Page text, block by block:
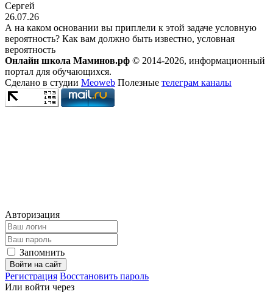
Сергей
26.07.26
А на каком основании вы приплели к этой задаче условную
вероятность? Как вам должно быть известно, условная
вероятность
Онлайн школа Маминов.рф © 2014-2026, информационный
портал для обучающихся.
Сделано в студии Meoweb Полезные телеграм каналы
Авторизация
Запомнить
Войти на сайт
Регистрация Восстановить пароль
Или войти через